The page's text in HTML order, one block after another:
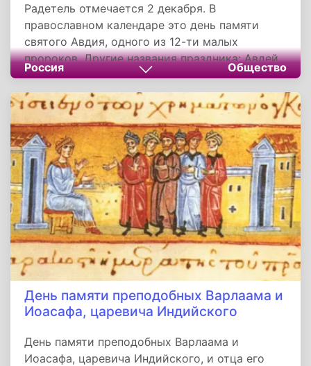
Радетель отмечается 2 декабря. В
православном календаре это день памяти
святого Авдия, одного из 12-ти малых
пророков. Другие названия праздника: Авдей,
Авдеев день, День Авдия Радетеля.
Россия Общество
День памяти преподобных Варлаама и
Иоасафа, царевича Индийского
День памяти преподобных Варлаама и
Иоасафа, царевича Индийского, и отца его